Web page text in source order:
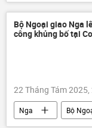
Nga
Donald Trump
Cuộc khủng hoảng ở
Bộ Ngoại giao Nga
công khủng bố tại
22 Tháng Tám 2025,
Nga
Bộ